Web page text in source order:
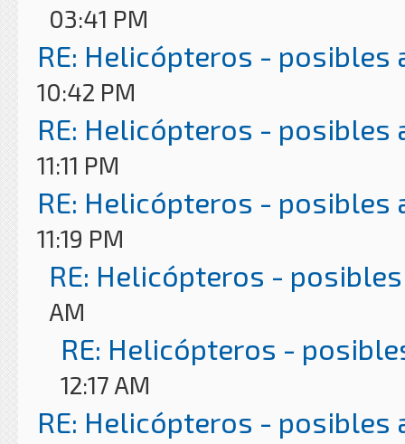
03:41 PM
RE: Helicópteros - posibles
10:42 PM
RE: Helicópteros - posibles
11:11 PM
RE: Helicópteros - posibles
11:19 PM
RE: Helicópteros -
AM
RE: Helicópteros -
12:17 AM
RE: Helicópteros - posibles